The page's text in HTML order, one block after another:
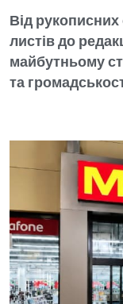
Від
листів до
майбутньому
та